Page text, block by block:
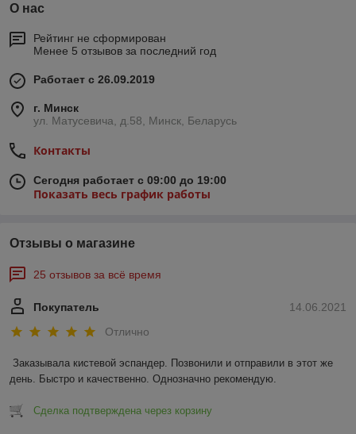
О нас
Рейтинг не сформирован
Менее 5 отзывов за последний год
Работает с 26.09.2019
г. Минск
ул. Матусевича, д.58, Минск, Беларусь
Контакты
Сегодня работает с 09:00 до 19:00
Показать весь график работы
Отзывы о магазине
25 отзывов за всё время
14.06.2021
Покупатель
Отлично
Заказывала кистевой эспандер. Позвонили и отправили в этот же
день. Быстро и качественно. Однозначно рекомендую.
Сделка подтверждена через корзину